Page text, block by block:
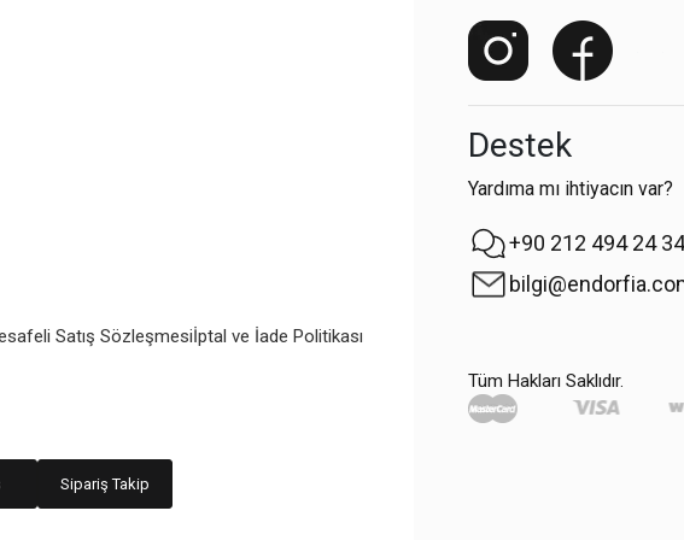
Satış Sözleşmesiİptal ve İade Politikası
Sipariş Takip
Destek
Yardıma mı ihtiyacın var?
+90 212 494 24 34
Tüm Hakları Saklıdır.